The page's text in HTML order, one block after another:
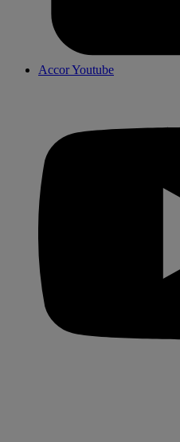
Accor Youtube